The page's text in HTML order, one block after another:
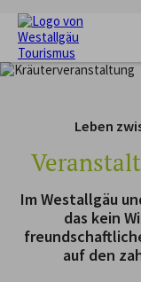
WANDERN
FERIENORTE
UNTERKÜNFTE
SERVICE
Leben
Im Westallgäu
das kein
auf den